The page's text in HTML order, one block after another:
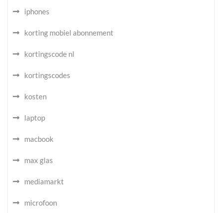
iphones
korting mobiel abonnement
kortingscode nl
kortingscodes
kosten
laptop
macbook
max glas
mediamarkt
microfoon